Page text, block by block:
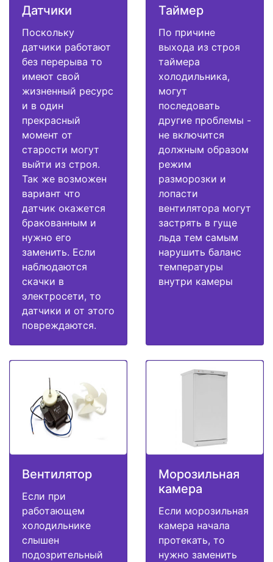
Датчики
Поскольку
датчики работают
без перерыва то
имеют свой
жизненный ресурс
и в один
прекрасный
момент от
старости могут
выйти из строя.
Так же возможен
вариант что
датчик окажется
бракованным и
нужно его
заменить. Если
наблюдаются
скачки в
электросети, то
датчики и от этого
повреждаются.
Таймер
По причине
выхода из строя
таймера
холодильника,
могут
последовать
другие проблемы -
не включится
должным образом
режим
разморозки и
лопасти
вентилятора могут
застрять в гуще
льда тем самым
нарушить баланс
температуры
внутри камеры
Вентилятор
Если при
работающем
холодильнике
слышен
подозрительный
Морозильная
камера
Если морозильная
камера начала
протекать, то
нужно заменить